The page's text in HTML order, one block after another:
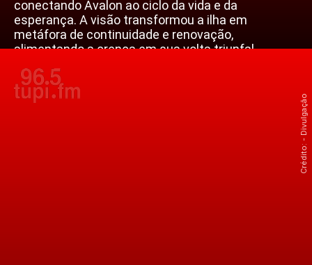
conectando Avalon ao ciclo da vida e da
esperança. A visão transformou a ilha em
metáfora de continuidade e renovação,
alimentando a crença em sua volta triunfal.
Crédito: - Divulgação